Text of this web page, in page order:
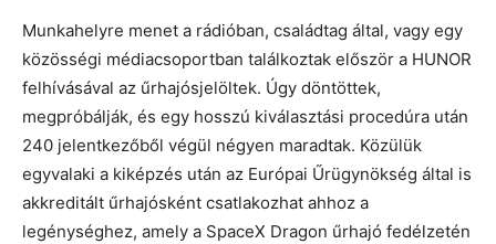
Munkahelyre menet a rádióban, családtag által, vagy egy
közösségi médiacsoportban találkoztak először a HUNOR
felhívásával az űrhajósjelöltek. Úgy döntöttek,
megpróbálják, és egy hosszú kiválasztási procedúra után
240 jelentkezőből végül négyen maradtak. Közülük
egyvalaki a kiképzés után az Európai Űrügynökség által is
akkreditált űrhajósként csatlakozhat ahhoz a
legénységhez, amely a SpaceX Dragon űrhajó fedélzetén